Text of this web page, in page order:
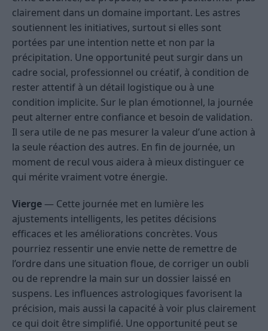
clairement dans un domaine important. Les astres
soutiennent les initiatives, surtout si elles sont
portées par une intention nette et non par la
précipitation. Une opportunité peut surgir dans un
cadre social, professionnel ou créatif, à condition de
rester attentif à un détail logistique ou à une
condition implicite. Sur le plan émotionnel, la journée
peut alterner entre confiance et besoin de validation.
Il sera utile de ne pas mesurer la valeur d’une action à
la seule réaction des autres. En fin de journée, un
moment de recul vous aidera à mieux distinguer ce
qui mérite vraiment votre énergie.
Vierge — Cette journée met en lumière les
ajustements intelligents, les petites décisions
efficaces et les améliorations concrètes. Vous
pourriez ressentir une envie nette de remettre de
l’ordre dans une situation floue, de corriger un oubli
ou de reprendre la main sur un dossier laissé en
suspens. Les influences astrologiques favorisent la
précision, mais aussi la capacité à voir plus clairement
ce qui doit être simplifié. Une opportunité peut se